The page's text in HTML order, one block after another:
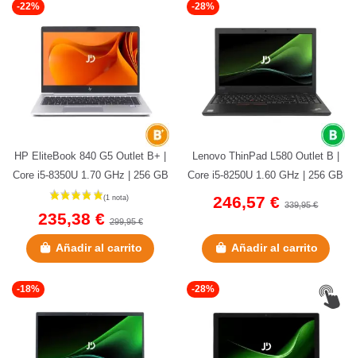
-22%
HP EliteBook 840 G5 Outlet B+ |
Core i5-8350U 1.70 GHz | 256 GB
NVMe | 8 GB DDR4 | 14"...
235,38 €299,95 €
Añadir al carrito
-28%
Lenovo ThinPad L580 Outlet B |
Core i5-8250U 1.60 GHz | 256 GB
NVMe | 8 GB DDR4 | 15,6"...
246,57 €339,95 €
Añadir al carrito
-18% -28%